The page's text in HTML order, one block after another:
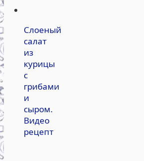
Слоеный
салат
из
курицы
с
грибами
и
сыром.
Видео
рецепт